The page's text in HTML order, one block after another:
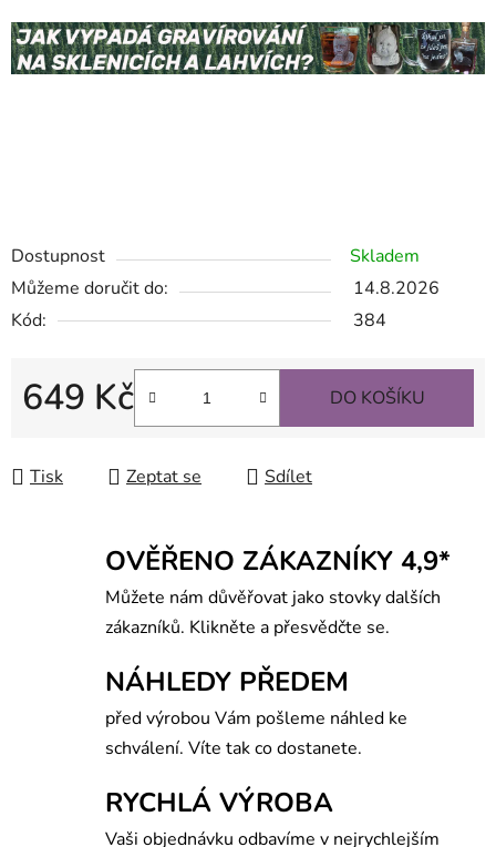
Dostupnost
Skladem
Můžeme doručit do:
14.8.2026
Kód:
384
649 Kč DO KOŠÍKU
Tisk Zeptat se Sdílet
OVĚŘENO ZÁKAZNÍKY 4,9*
Můžete nám důvěřovat jako stovky dalších
zákazníků. Klikněte a přesvědčte se.
NÁHLEDY PŘEDEM
před výrobou Vám pošleme náhled ke
schválení. Víte tak co dostanete.
RYCHLÁ VÝROBA
Vaši objednávku odbavíme v nejrychlejším